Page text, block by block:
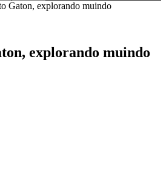
Gaton, explorando muindo
explorando muindo